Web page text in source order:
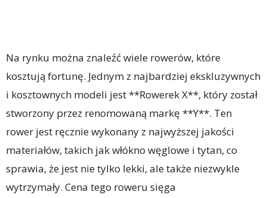
Na rynku można znaleźć wiele rowerów, które
kosztują fortunę. Jednym z najbardziej ekskluzywnych
i kosztownych modeli jest **Rowerek X**, który został
stworzony przez renomowaną markę **Y**. Ten
rower jest ręcznie wykonany z najwyższej jakości
materiałów, takich jak włókno węglowe i tytan, co
sprawia, że jest nie tylko lekki, ale także niezwykle
wytrzymały. Cena tego roweru sięga